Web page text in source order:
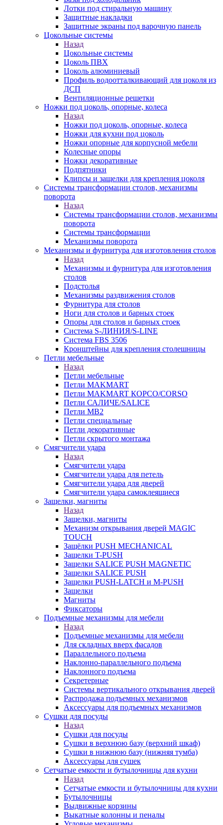
Лотки под стиральную машину
Защитные накладки
Защитные экраны под варочную панель
Цокольные системы
Назад
Цокольные системы
Цоколь ПВХ
Цоколь алюминиевый
Профиль водоотталкивающий для цоколя из
ДСП
Вентиляционные решетки
Ножки под цоколь, опорные, колеса
Назад
Ножки под цоколь, опорные, колеса
Ножки для кухни под цоколь
Ножки опорные для корпусной мебели
Колесные опоры
Ножки декоративные
Подпятники
Клипсы и защелки для крепления цоколя
Системы трансформации столов, механизмы
поворота
Назад
Системы трансформации столов, механизмы
поворота
Системы трансформации
Механизмы поворота
Механизмы и фурнитура для изготовления столов
Назад
Механизмы и фурнитура для изготовления
столов
Подстолья
Механизмы раздвижения столов
Фурнитура для столов
Ноги для столов и барных стоек
Опоры для столов и барных стоек
Система S-ЛИНИЯ/S-LINE
Система FBS 3506
Кронштейны для крепления столешницы
Петли мебельные
Назад
Петли мебельные
Петли MAKMART
Петли MAKMART КОРСО/CORSO
Петли САЛИЧЕ/SALICE
Петли MB2
Петли специальные
Петли декоративные
Петли скрытого монтажа
Смягчители удара
Назад
Смягчители удара
Смягчители удара для петель
Смягчители удара для дверей
Cмягчители удара самоклеящиеся
Защелки, магниты
Назад
Защелки, магниты
Механизм открывания дверей MAGIC
TOUCH
Защёлки PUSH MECHANICAL
Защелки T-PUSH
Защелки SALICE PUSH MAGNETIC
Защелки SALICE PUSH
Защелки PUSH-LATCH и M-PUSH
Защелки
Магниты
Фиксаторы
Подъемные механизмы для мебели
Назад
Подъемные механизмы для мебели
Для складных вверх фасадов
Параллельного подъема
Наклонно-параллельного подъема
Наклонного подъема
Секретерные
Системы вертикального открывания дверей
Распродажа подъемных механизмов
Аксессуары для подъемных механизмов
Сушки для посуды
Назад
Сушки для посуды
Сушки в верхнюю базу (верхний шкаф)
Сушки в нижнюю базу (нижняя тумба)
Аксессуары для сушек
Сетчатые емкости и бутылочницы для кухни
Назад
Сетчатые емкости и бутылочницы для кухни
Бутылочницы
Выдвижные корзины
Выкатные колонны и пеналы